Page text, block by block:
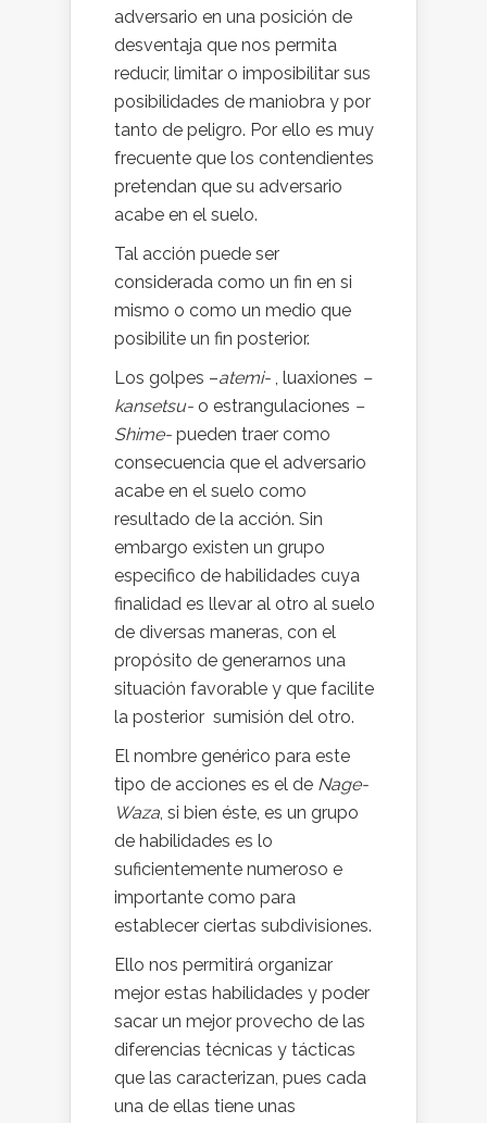
adversario en una posición de
desventaja que nos permita
reducir, limitar o imposibilitar sus
posibilidades de maniobra y por
tanto de peligro. Por ello es muy
frecuente que los contendientes
pretendan que su adversario
acabe en el suelo.
Tal acción puede ser
considerada como un fin en si
mismo o como un medio que
posibilite un fin posterior.
Los golpes –atemi- , luaxiones –
kansetsu- o estrangulaciones –
Shime- pueden traer como
consecuencia que el adversario
acabe en el suelo como
resultado de la acción. Sin
embargo existen un grupo
especifico de habilidades cuya
finalidad es llevar al otro al suelo
de diversas maneras, con el
propósito de generarnos una
situación favorable y que facilite
la posterior sumisión del otro.
El nombre genérico para este
tipo de acciones es el de Nage-
Waza, si bien éste, es un grupo
de habilidades es lo
suficientemente numeroso e
importante como para
establecer ciertas subdivisiones.
Ello nos permitirá organizar
mejor estas habilidades y poder
sacar un mejor provecho de las
diferencias técnicas y tácticas
que las caracterizan, pues cada
una de ellas tiene unas